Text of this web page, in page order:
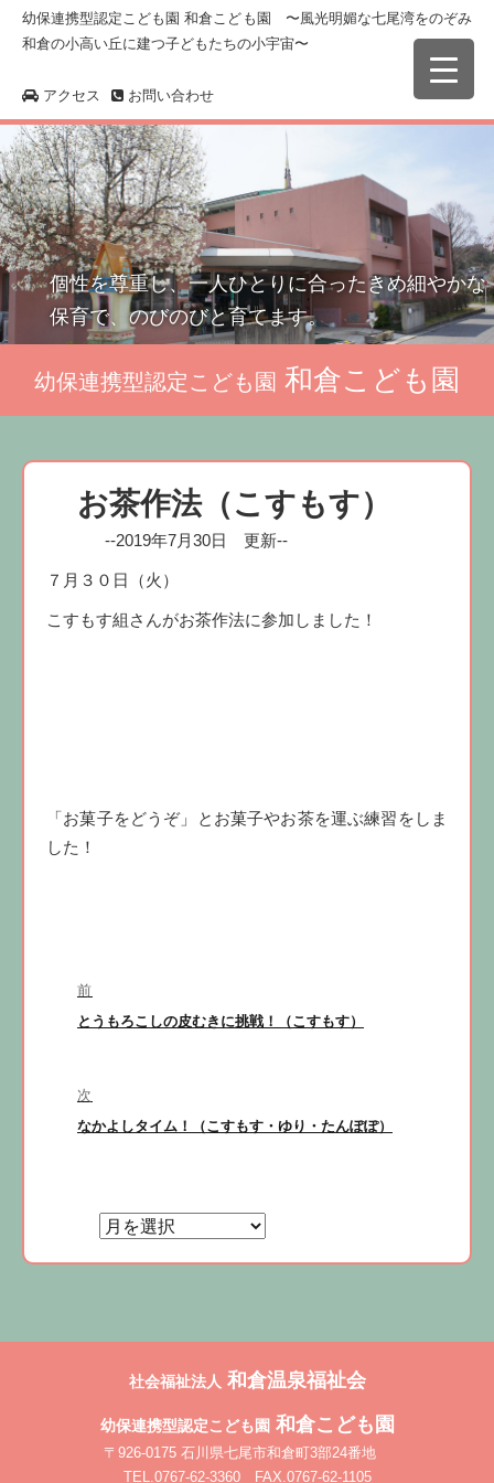
幼保連携型認定こども園 和倉こども園 〜風光明媚な七尾湾をのぞみ
和倉の小高い丘に建つ子どもたちの小宇宙〜
アクセス お問い合わせ
個性を尊重し、一人ひとりに合ったきめ細やかな
保育で、のびのびと育てます。
幼保連携型認定こども園 和倉こども園
お茶作法（こすもす）
--2019年7月30日 更新--
７月３０日（火）
こすもす組さんがお茶作法に参加しました！
「お菓子をどうぞ」とお菓子やお茶を運ぶ練習をしま
した！
稿
ナ
ゲ
ー
前
前
稿:
とうもろこしの皮むきに挑戦！（こすもす）
次
次
なかよしタイム！（こすもす・ゆり・たんぽぽ）
社会福祉法人 和倉温泉福祉会
幼保連携型認定こども園和倉こども園
〒926-0175 石川県七尾市和倉町3部24番地
TEL.0767-62-3360 FAX.0767-62-1105